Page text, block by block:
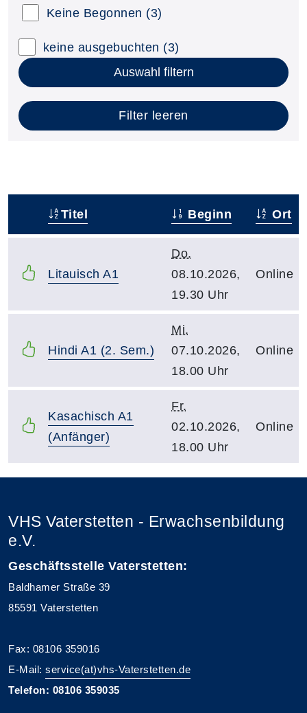
Keine Begonnen (3)
keine ausgebuchten (3)
Auswahl filtern
Filter leeren
Titel Beginn Ort
Litauisch A1
Do.
08.10.2026,
19.30 Uhr
Online
Hindi A1 (2. Sem.)
Mi.
07.10.2026,
18.00 Uhr
Online
Kasachisch A1
(Anfänger)
Fr.
02.10.2026,
18.00 Uhr
Online
VHS Vaterstetten - Erwachsenbildung
e.V.
Geschäftsstelle Vaterstetten:
Baldhamer Straße 39
85591 Vaterstetten
Fax: 08106 359016
E-Mail: service(at)vhs-Vaterstetten.de
Telefon: 08106 359035